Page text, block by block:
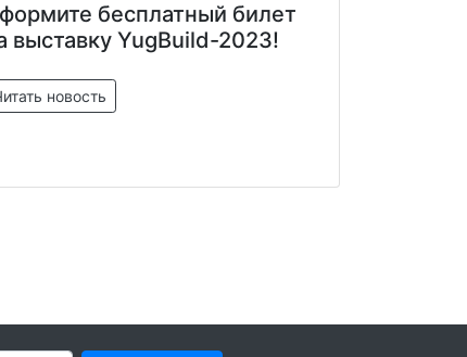
бесплатный билет
выставку YugBuild-2023!
новость